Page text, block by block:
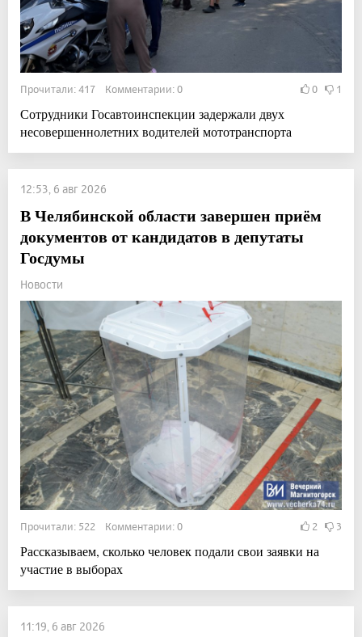
Прочитали: 417 Комментарии: 0 0 1
Сотрудники Госавтоинспекции задержали двух
несовершеннолетних водителей мототранспорта
12:53, 6 авг 2026
В Челябинской области завершен приём
документов от кандидатов в депутаты
Госдумы
Новости
Прочитали: 522 Комментарии: 0 2 3
Рассказываем, сколько человек подали свои заявки на
участие в выборах
11:19, 6 авг 2026